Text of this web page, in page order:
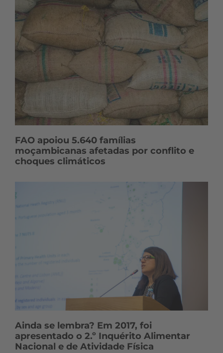
FAO apoiou 5.640 famílias
moçambicanas afetadas por conflito e
choques climáticos
Ainda se lembra? Em 2017, foi
apresentado o 2.º Inquérito Alimentar
Nacional e de Atividade Física